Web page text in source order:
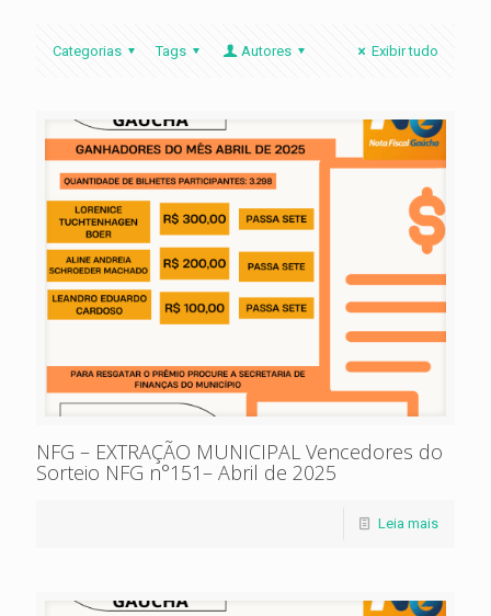
Categorias Tags Autores Exibir tudo
NFG – EXTRAÇÃO MUNICIPAL Vencedores do
Sorteio NFG n°151– Abril de 2025
Leia mais